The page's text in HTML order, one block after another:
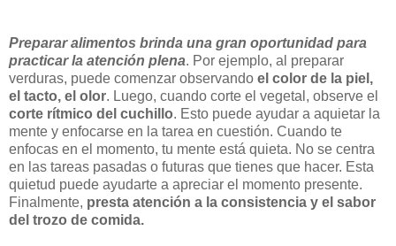
Preparar alimentos brinda una gran oportunidad para
practicar la atención plena. Por ejemplo, al preparar
verduras, puede comenzar observando el color de la piel,
el tacto, el olor. Luego, cuando corte el vegetal, observe el
corte rítmico del cuchillo. Esto puede ayudar a aquietar la
mente y enfocarse en la tarea en cuestión. Cuando te
enfocas en el momento, tu mente está quieta. No se centra
en las tareas pasadas o futuras que tienes que hacer. Esta
quietud puede ayudarte a apreciar el momento presente.
Finalmente, presta atención a la consistencia y el sabor
del trozo de comida.